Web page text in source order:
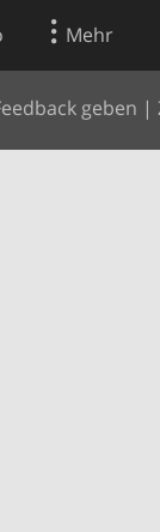
Mehr
geben |